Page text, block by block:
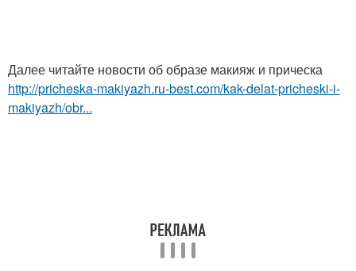
Далее читайте новости об образе макияж и прическа
http://pricheska-makiyazh.ru-best.com/kak-delat-pricheski-i-
makiyazh/obr...